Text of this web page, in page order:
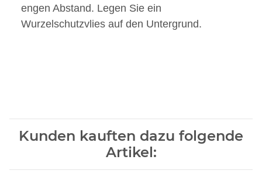
engen Abstand. Legen Sie ein
Wurzelschutzvlies auf den Untergrund.
Kunden kauften dazu folgende
Artikel: